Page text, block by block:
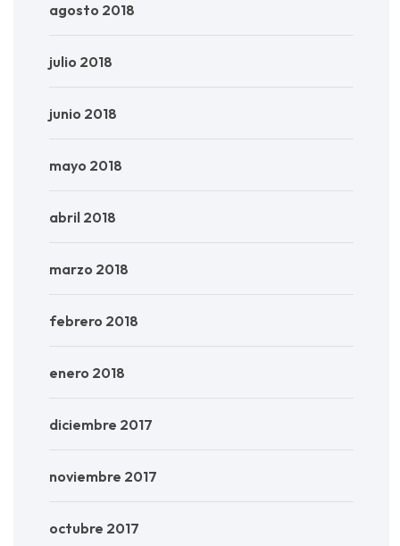
agosto 2018
julio 2018
junio 2018
mayo 2018
abril 2018
marzo 2018
febrero 2018
enero 2018
diciembre 2017
noviembre 2017
octubre 2017